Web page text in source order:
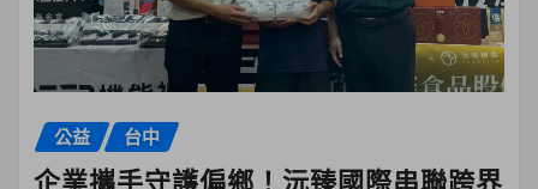
公益 台中
企業攜手守護偏鄉！沅臻國際串聯跨界